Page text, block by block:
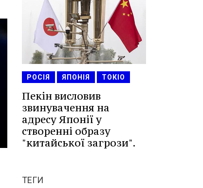
РОСІЯ ЯПОНІЯ ТОКІО
Пекін висловив
звинувачення на
адресу Японії у
створенні образу
"китайської загрози".
ТЕГИ